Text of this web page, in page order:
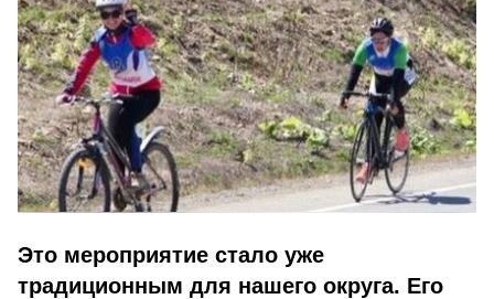
Это мероприятие стало уже
традиционным для нашего округа. Его